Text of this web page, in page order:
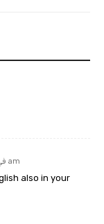
September 2, 2021 في 8:40 am
also in your